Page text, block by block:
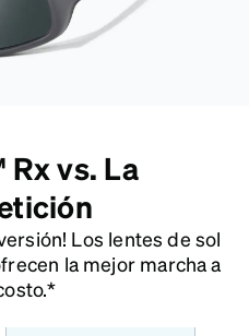
vs. La
Los lentes de sol
la mejor marcha a